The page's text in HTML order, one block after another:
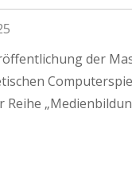
der
Reihe